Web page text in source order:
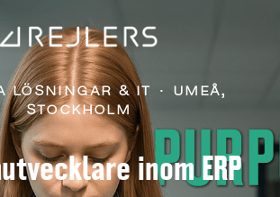
LÖSNINGAR & IT · UMEÅ,
STOCKHOLM
inom ERP